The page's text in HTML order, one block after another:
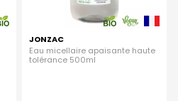
JONZAC
Eau micellaire apaisante haute
tolérance 500ml